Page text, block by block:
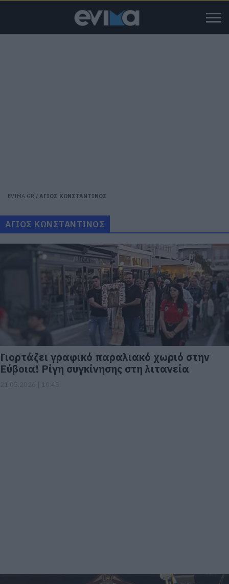
EVIMA.GR / ΑΓΙΟΣ ΚΩΝΣΤΑΝΤΙΝΟΣ
ΑΓΙΟΣ ΚΩΝΣΤΑΝΤΙΝΟΣ
Γιορτάζει γραφικό παραλιακό χωριό στην
Εύβοια! Ρίγη συγκίνησης στη λιτανεία